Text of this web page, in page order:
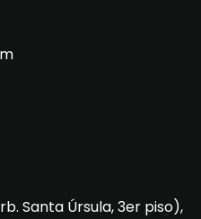
Santa Úrsula, 3er piso),